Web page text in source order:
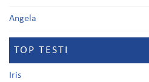
Angela
TOP TESTI
Iris